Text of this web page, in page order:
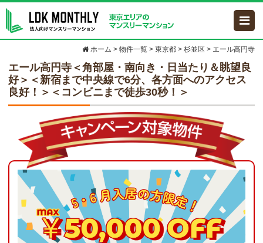
ホーム > 物件一覧 > 東京都 > 杉並区 > エール高円寺
エール高円寺 ＜角部屋・南向き・日当たり＆眺望良
好＞＜新宿まで中央線で6分、各方面へのアクセス
良好！＞＜コンビニまで徒歩30秒！＞